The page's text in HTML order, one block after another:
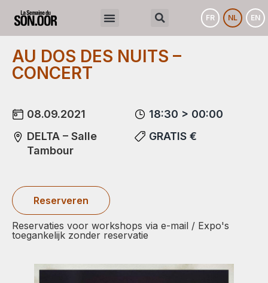
FR NL EN
AU DOS DES NUITS –
CONCERT
08.09.2021
DELTA – Salle
Tambour
18:30 > 00:00
GRATIS €
Reserveren
Reservaties voor workshops via e-mail / Expo's
toegankelijk zonder reservatie